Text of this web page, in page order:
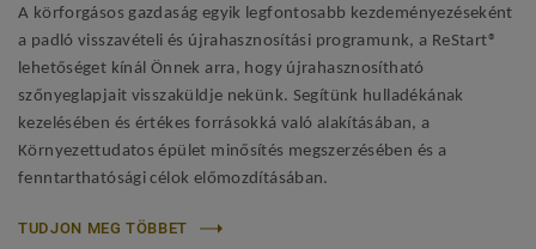
A körforgásos gazdaság egyik legfontosabb kezdeményezéseként
a padló visszavételi és újrahasznosítási programunk, a ReStart®
lehetőséget kínál Önnek arra, hogy újrahasznosítható
szőnyeglapjait visszaküldje nekünk. Segítünk hulladékának
kezelésében és értékes forrásokká való alakításában, a
Környezettudatos épület minősítés megszerzésében és a
fenntarthatósági célok előmozdításában.
TUDJON MEG TÖBBET